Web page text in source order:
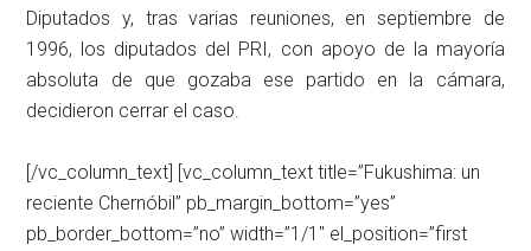
Diputados y, tras varias reuniones, en septiembre de
1996, los diputados del PRI, con apoyo de la mayoría
absoluta de que gozaba ese partido en la cámara,
decidieron cerrar el caso.
[/vc_column_text] [vc_column_text title=”Fukushima: un
reciente Chernóbil” pb_margin_bottom=”yes”
pb_border_bottom=”no” width=”1/1″ el_position=”first